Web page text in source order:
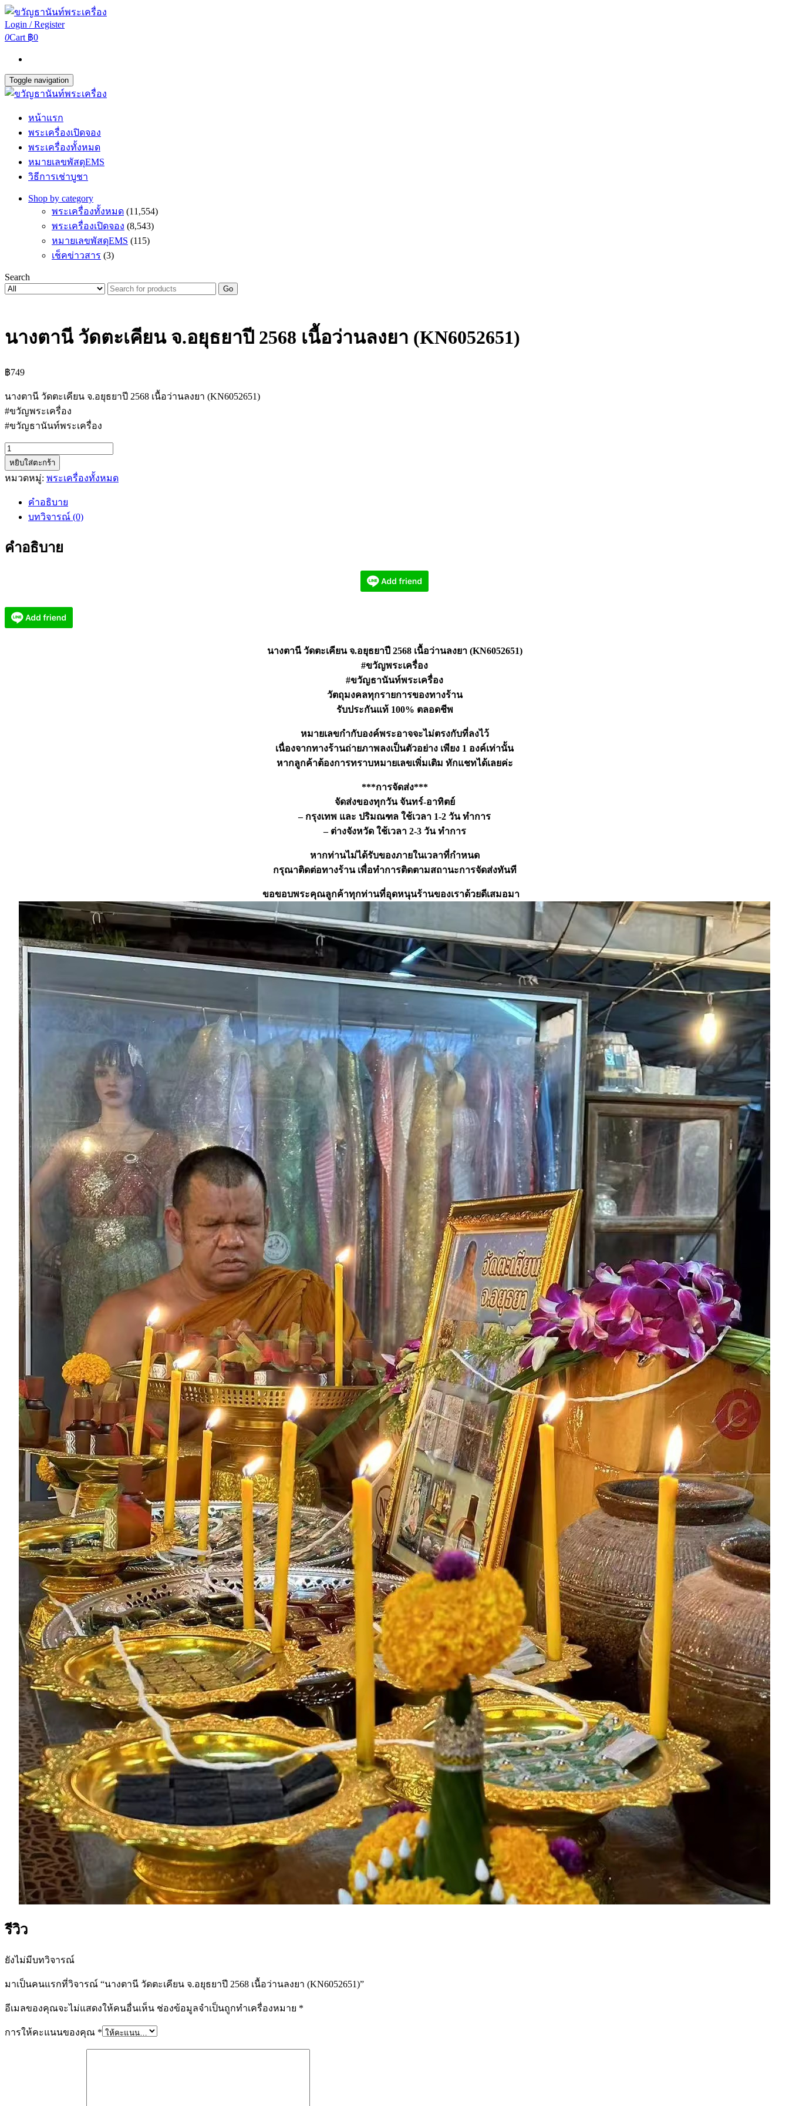
Login / Register
0Cart ฿0
Toggle navigation
หน้าแรก
พระเครื่องเปิดจอง
พระเครื่องทั้งหมด
หมายเลขพัสดุEMS
วิธีการเช่าบูชา
Shop by category
พระเครื่องทั้งหมด (11,554)
พระเครื่องเปิดจอง (8,543)
หมายเลขพัสดุEMS (115)
เช็คข่าวสาร (3)
Search
Go
นางตานี วัดตะเคียน จ.อยุธยาปี 2568 เนื้อว่านลงยา (KN6052651)
฿749
นางตานี วัดตะเคียน จ.อยุธยาปี 2568 เนื้อว่านลงยา (KN6052651)
#ขวัญพระเครื่อง
#ขวัญธานันท์พระเครื่อง
จำนวน
นาง
ตานี
ตะเคียน
จ.อยุธยา
2568
ชิ้น
หยิบใส่ตะกร้า
หมวดหมู่: พระเครื่องทั้งหมด
คำอธิบาย
บทวิจารณ์ (0)
คำอธิบาย
นางตานี วัดตะเคียน จ.อยุธยาปี 2568 เนื้อว่านลงยา (KN6052651)
#ขวัญพระเครื่อง
#ขวัญธานันท์พระเครื่อง
วัตถุมงคลทุกรายการของทางร้าน
รับประกันแท้ 100% ตลอดชีพ
หมายเลขกำกับองค์พระอาจจะไม่ตรงกับที่ลงไว้
เนื่องจากทางร้านถ่ายภาพลงเป็นตัวอย่าง เพียง 1 องค์เท่านั้น
หากลูกค้าต้องการทราบหมายเลขเพิ่มเติม ทักแชทได้เลยค่ะ
***การจัดส่ง***
จัดส่งของทุกวัน จันทร์-อาทิตย์
– กรุงเทพ และ ปริมณฑล ใช้เวลา 1-2 วัน ทำการ
– ต่างจังหวัด ใช้เวลา 2-3 วัน ทำการ
หากท่านไม่ได้รับของภายในเวลาที่กำหนด
กรุณาติดต่อทางร้าน เพื่อทำการติดตามสถานะการจัดส่งทันที
ขอขอบพระคุณลูกค้าทุกท่านที่อุดหนุนร้านของเราด้วยดีเสมอมา
รีวิว
ยังไม่มีบทวิจารณ์
มาเป็นคนแรกที่วิจารณ์ “นางตานี วัดตะเคียน จ.อยุธยาปี 2568 เนื้อว่านลงยา (KN6052651)”
อีเมลของคุณจะไม่แสดงให้คนอื่นเห็น ช่องข้อมูลจำเป็นถูกทำเครื่องหมาย *
การให้คะแนนของคุณ *